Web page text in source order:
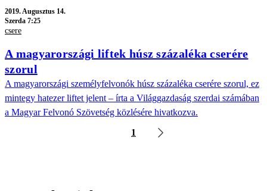
2019.Augusztus 14.
Szerda 7:25
csere
A magyarországi liftek húsz százaléka cserére
szorul
A magyarországi személyfelvonók húsz százaléka cserére szorul, ez
mintegy hatezer liftet jelent – írta a Világgazdaság szerdai számában
a Magyar Felvonó Szövetség közlésére hivatkozva.
1